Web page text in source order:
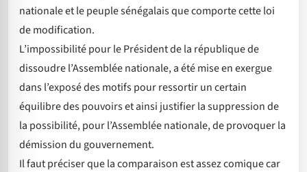
nationale et le peuple sénégalais que comporte cette loi
de modification.
L’impossibilité pour le Président de la république de
dissoudre l’Assemblée nationale, a été mise en exergue
dans l’exposé des motifs pour ressortir un certain
équilibre des pouvoirs et ainsi justifier la suppression de
la possibilité, pour l’Assemblée nationale, de provoquer la
démission du gouvernement.
Il faut préciser que la comparaison est assez comique car